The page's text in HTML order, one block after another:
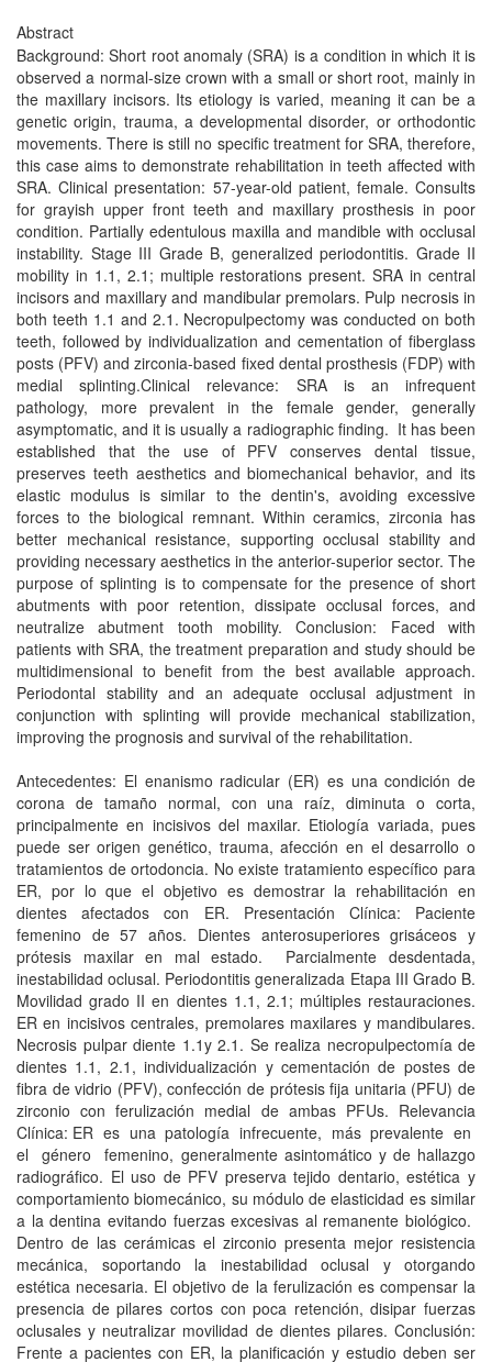
Abstract
Background: Short root anomaly (SRA) is a condition in which it is
observed a normal-size crown with a small or short root, mainly in
the maxillary incisors. Its etiology is varied, meaning it can be a
genetic origin, trauma, a developmental disorder, or orthodontic
movements. There is still no specific treatment for SRA, therefore,
this case aims to demonstrate rehabilitation in teeth affected with
SRA. Clinical presentation: 57-year-old patient, female. Consults
for grayish upper front teeth and maxillary prosthesis in poor
condition. Partially edentulous maxilla and mandible with occlusal
instability. Stage III Grade B, generalized periodontitis. Grade II
mobility in 1.1, 2.1; multiple restorations present. SRA in central
incisors and maxillary and mandibular premolars. Pulp necrosis in
both teeth 1.1 and 2.1. Necropulpectomy was conducted on both
teeth, followed by individualization and cementation of fiberglass
posts (PFV) and zirconia-based fixed dental prosthesis (FDP) with
medial splinting.Clinical relevance: SRA is an infrequent
pathology, more prevalent in the female gender, generally
asymptomatic, and it is usually a radiographic finding. It has been
established that the use of PFV conserves dental tissue,
preserves teeth aesthetics and biomechanical behavior, and its
elastic modulus is similar to the dentin's, avoiding excessive
forces to the biological remnant. Within ceramics, zirconia has
better mechanical resistance, supporting occlusal stability and
providing necessary aesthetics in the anterior-superior sector. The
purpose of splinting is to compensate for the presence of short
abutments with poor retention, dissipate occlusal forces, and
neutralize abutment tooth mobility. Conclusion: Faced with
patients with SRA, the treatment preparation and study should be
multidimensional to benefit from the best available approach.
Periodontal stability and an adequate occlusal adjustment in
conjunction with splinting will provide mechanical stabilization,
improving the prognosis and survival of the rehabilitation.
Antecedentes: El enanismo radicular (ER) es una condición de
corona de tamaño normal, con una raíz, diminuta o corta,
principalmente en incisivos del maxilar. Etiología variada, pues
puede ser origen genético, trauma, afección en el desarrollo o
tratamientos de ortodoncia. No existe tratamiento específico para
ER, por lo que el objetivo es demostrar la rehabilitación en
dientes afectados con ER. Presentación Clínica: Paciente
femenino de 57 años. Dientes anterosuperiores grisáceos y
prótesis maxilar en mal estado. Parcialmente desdentada,
inestabilidad oclusal. Periodontitis generalizada Etapa III Grado B.
Movilidad grado II en dientes 1.1, 2.1; múltiples restauraciones.
ER en incisivos centrales, premolares maxilares y mandibulares.
Necrosis pulpar diente 1.1y 2.1. Se realiza necropulpectomía de
dientes 1.1, 2.1, individualización y cementación de postes de
fibra de vidrio (PFV), confección de prótesis fija unitaria (PFU) de
zirconio con ferulización medial de ambas PFUs. Relevancia
Clínica: ER es una patología infrecuente, más prevalente en
el género femenino, generalmente asintomático y de hallazgo
radiográfico. El uso de PFV preserva tejido dentario, estética y
comportamiento biomecánico, su módulo de elasticidad es similar
a la dentina evitando fuerzas excesivas al remanente biológico.
Dentro de las cerámicas el zirconio presenta mejor resistencia
mecánica, soportando la inestabilidad oclusal y otorgando
estética necesaria. El objetivo de la ferulización es compensar la
presencia de pilares cortos con poca retención, disipar fuerzas
oclusales y neutralizar movilidad de dientes pilares. Conclusión:
Frente a pacientes con ER, la planificación y estudio deben ser